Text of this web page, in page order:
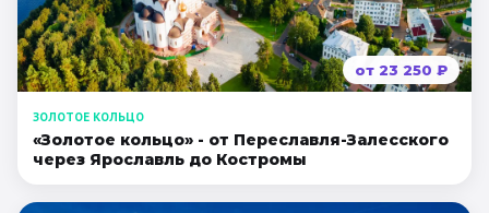
от 23 250 ₽
ЗОЛОТОЕ КОЛЬЦО
«Золотое кольцо» - от Переславля-Залесского
через Ярославль до Костромы